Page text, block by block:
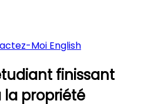
Moi English
finissant
propriété